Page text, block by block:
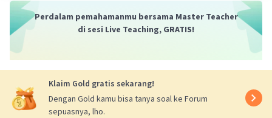
Perdalam pemahamanmu bersama Master Teacher
di sesi Live Teaching, GRATIS!
Klaim Gold gratis sekarang!
Dengan Gold kamu bisa tanya soal ke Forum
sepuasnya, lho.